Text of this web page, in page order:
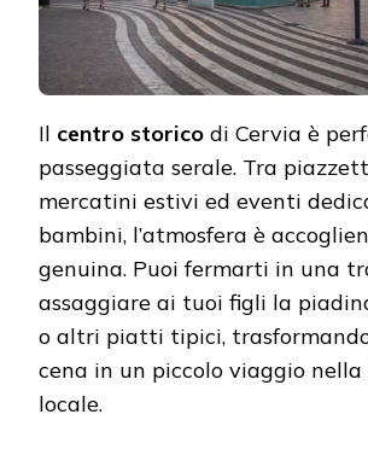
Il centro storico di Cervia è
passeggiata serale. Tra
mercatini estivi ed eventi
bambini, l’atmosfera è
genuina. Puoi fermarti in una
assaggiare ai tuoi figli la
o altri piatti tipici,
cena in un piccolo viaggio
locale.